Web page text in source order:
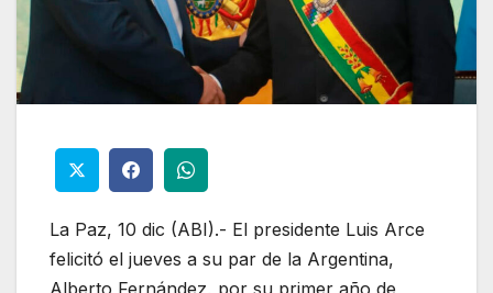
La Paz, 10 dic (ABI).- El presidente Luis Arce
felicitó el jueves a su par de la Argentina,